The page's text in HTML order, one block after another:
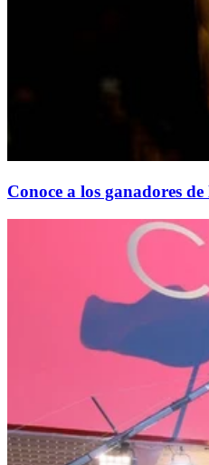
Conoce a los ganadores